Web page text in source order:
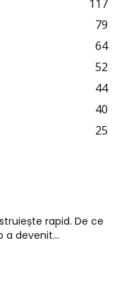
117
79
64
52
44
40
25
rapid. De ce
a devenit...